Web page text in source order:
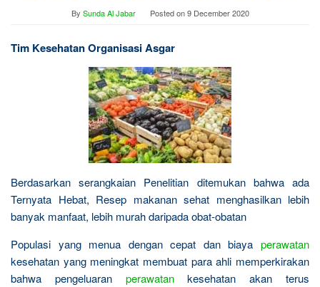
By Sunda Al Jabar Posted on9 December 2020
Tim Kesehatan Organisasi Asgar
Berdasarkan serangkaian Penelitian ditemukan bahwa ada
Ternyata Hebat, Resep makanan sehat menghasilkan lebih
banyak manfaat, lebih murah daripada obat-obatan
Populasi yang menua dengan cepat dan biaya perawatan
kesehatan yang meningkat membuat para ahli memperkirakan
bahwa pengeluaran perawatankesehatan akan terus